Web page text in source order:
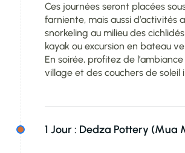
Ces journées seront placées
farniente, mais aussi d’activités
snorkeling au milieu des
kayak ou excursion en bateau
En soirée, profitez de
village et des couchers de soleil
1 Jour : Dedza Pottery (Mua